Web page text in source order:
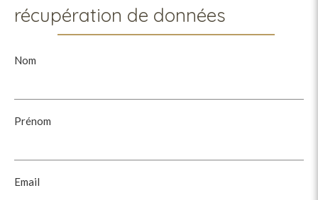
récupération de données
Nom
Prénom
Email